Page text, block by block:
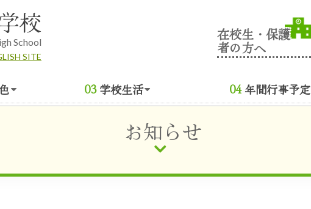
校
School
SITE
在校生・保護
者の方へ
学校生活 年間行事予定
お知らせ